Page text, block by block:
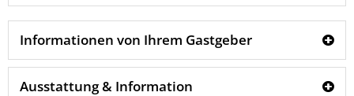
Informationen von Ihrem Gastgeber
Ausstattung & Information